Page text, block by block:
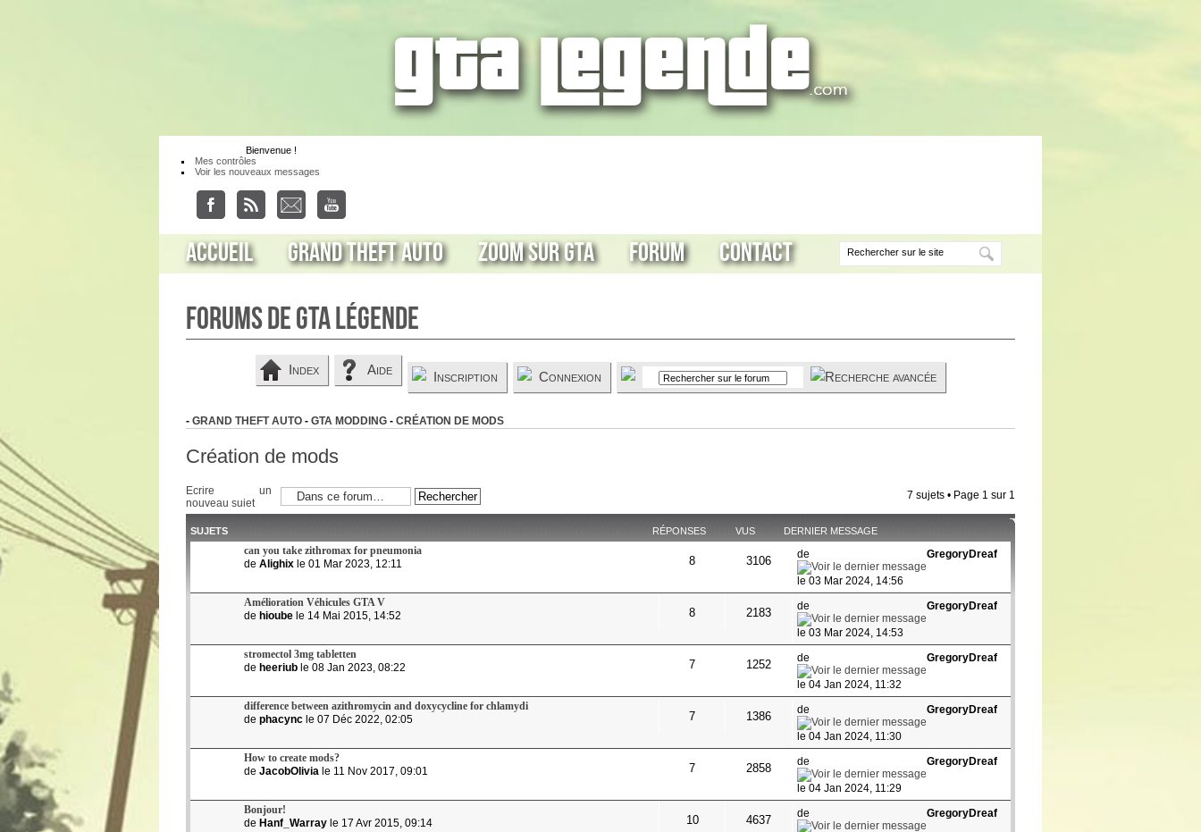
Bienvenue !
Mes contrôles
Voir les nouveaux messages
Accueil Grand Theft Auto Zoom sur GTA Forum Contact
Forums de GTA Légende
Index Aide Inscription Connexion
- GRAND THEFT AUTO - GTA MODDING - CRÉATION DE MODS
Création de mods
Ecrire un
nouveau sujet
7 sujets • Page 1 sur 1
SUJETS RÉPONSES VUS DERNIER MESSAGE
can you take zithromax for pneumonia
de Alighix le 01 Mar 2023, 12:11 8 3106 deGregoryDreaf
le 03 Mar 2024, 14:56
Amélioration Véhicules GTA V
de hioube le 14 Mai 2015, 14:52 8 2183 deGregoryDreaf
le 03 Mar 2024, 14:53
stromectol 3mg tabletten
de heeriub le 08 Jan 2023, 08:22 7 1252 deGregoryDreaf
le 04 Jan 2024, 11:32
difference between azithromycin and doxycycline for chlamydi
de phacync le 07 Déc 2022, 02:05 7 1386 deGregoryDreaf
le 04 Jan 2024, 11:30
How to create mods?
de JacobOlivia le 11 Nov 2017, 09:01 7 2858 deGregoryDreaf
le 04 Jan 2024, 11:29
Bonjour!
de Hanf_Warray le 17 Avr 2015, 09:14 10 4637 deGregoryDreaf